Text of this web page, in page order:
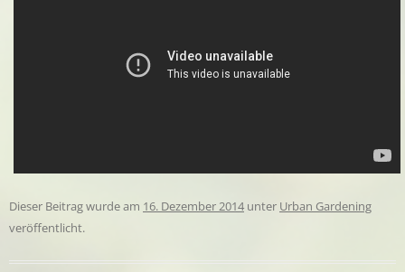
Dieser Beitrag wurde am 16. Dezember 2014 unter Urban Gardening
veröffentlicht.